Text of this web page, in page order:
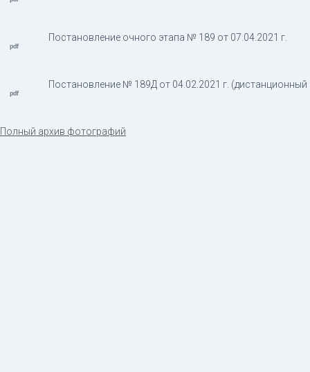
Постановление очного этапа № 189 от 07.04.2021 г.
Постановление № 189Д от 04.02.2021 г.
Полный архив фотографий